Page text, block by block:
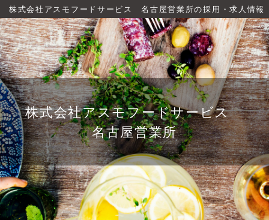
株式会社アスモフードサービス 名古屋営業所の採用・求人情報
株式会社アスモフードサービス
名古屋営業所